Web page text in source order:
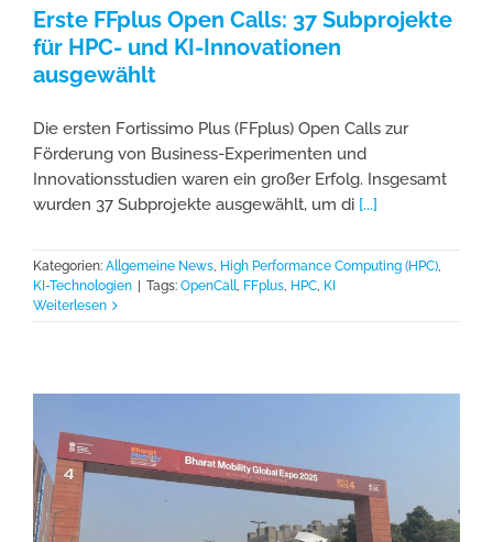
Erste FFplus Open Calls: 37 Subprojekte
für HPC- und KI-Innovationen
ausgewählt
Die ersten Fortissimo Plus (FFplus) Open Calls zur
Förderung von Business-Experimenten und
Innovationsstudien waren ein großer Erfolg. Insgesamt
wurden 37 Subprojekte ausgewählt, um di [...]
Kategorien: Allgemeine News High Performance Computing (HPC)
KI-Technologien | Tags: OpenCall FFplus HPC KI
Weiterlesen